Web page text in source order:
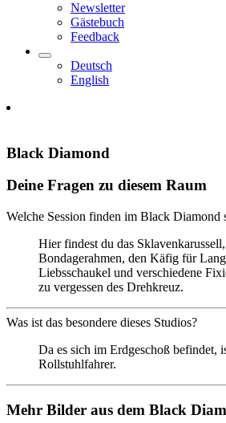
Newsletter
Gästebuch
Feedback
Deutsch
English
Black Diamond
Deine Fragen zu diesem Raum
Welche Session finden im Black Diamond
Hier findest du das
Bondagerahmen, den Käfig für
Liebsschaukel und verschiedene
zu vergessen des Drehkreuz.
Was ist das besondere dieses Studios?
Da es sich im Erdgeschoß befindet,
Rollstuhlfahrer.
Mehr Bilder aus dem Black